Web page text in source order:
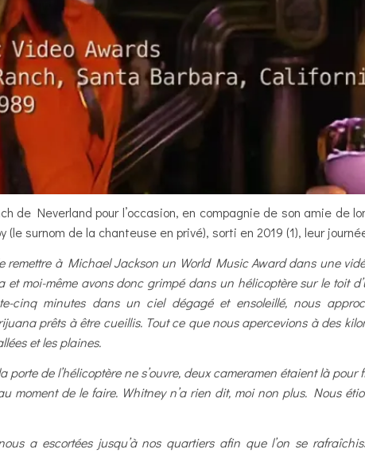
de Neverland pour l’occasion, en compagnie de son amie de
surnom de la chanteuse en privé), sorti en 2019 (1), leur
remettre à Michael Jackson un World Music Award dans une
moi-même avons donc grimpé dans un hélicoptère sur le toit
cinq minutes dans un ciel dégagé et ensoleillé, nous
prêts à être cueillis. Tout ce que nous apercevions à des
et les plaines.
porte de l’hélicoptère ne s’ouvre, deux cameramen étaient là
moment de le faire. Whitney n’a rien dit, moi non plus. Nous
a escortées jusqu’à nos quartiers afin que l’on se